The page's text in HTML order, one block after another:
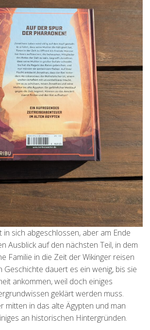
in sich abgeschlossen, aber am Ende
Ausblick auf den nächsten Teil, in dem
Familie in die Zeit der Wikinger reisen
Geschichte dauert es ein wenig, bis sie
ankommen, weil doch einiges
geklärt werden muss.
mitten in das alte Ägypten und man
an historischen Hintergründen.